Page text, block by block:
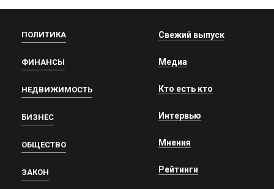
ПОЛИТИКА
ФИНАНСЫ
НЕДВИЖИМОСТЬ
БИЗНЕС
ОБЩЕСТВО
ЗАКОН
Свежий выпуск
Медиа
Кто есть кто
Интервью
Мнения
Рейтинги